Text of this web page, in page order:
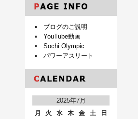
ブログのご説明
YouTube動画
Sochi Olympic
パワーアスリート
2025年7月
月
火 水 木 金 土 日